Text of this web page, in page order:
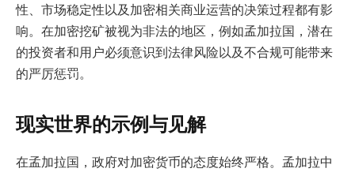
性、市场稳定性以及加密相关商业运营的决策过程都有影
响。在加密挖矿被视为非法的地区，例如孟加拉国，潜在
的投资者和用户必须意识到法律风险以及不合规可能带来
的严厉惩罚。
现实世界的示例与见解
在孟加拉国，政府对加密货币的态度始终严格。孟加拉中